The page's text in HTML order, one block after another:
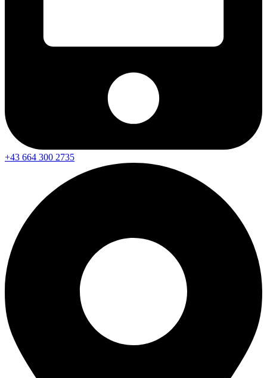
+43 664 300 2735